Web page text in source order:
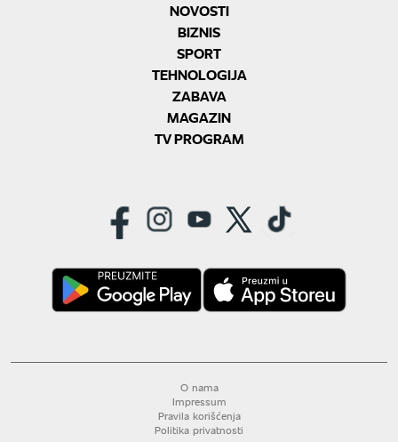
NOVOSTI
BIZNIS
SPORT
TEHNOLOGIJA
ZABAVA
MAGAZIN
TV PROGRAM
O nama
Impressum
Pravila korišćenja
Politika privatnosti